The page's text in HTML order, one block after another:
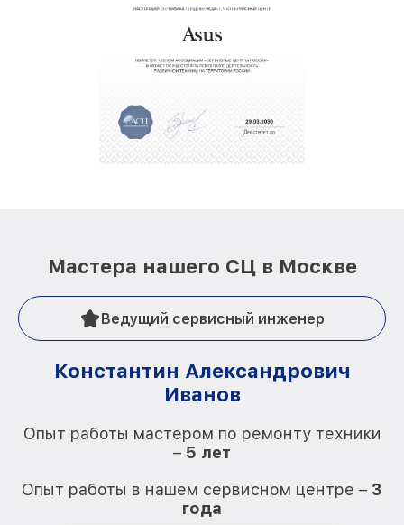
Мастера нашего СЦ в Москве
Ведущий сервисный инженер
Константин Александрович
Иванов
Опыт работы мастером по ремонту техники
– 5 лет
Опыт работы в нашем сервисном центре – 3
года